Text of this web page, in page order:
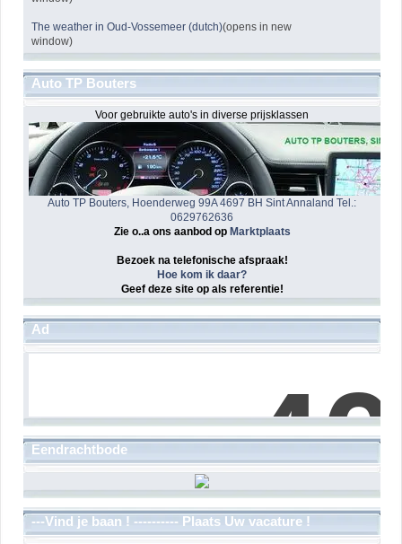
The weather in Oud-Vossemeer (dutch)(opens in new
window)
Auto TP Bouters
Voor gebruikte auto's in diverse prijsklassen
Auto TP Bouters, Hoenderweg 99A 4697 BH Sint Annaland Tel.:
0629762636
Zie o..a ons aanbod op Marktplaats
Bezoek na telefonische afspraak!
Hoe kom ik daar?
Geef deze site op als referentie!
Ad
Eendrachtbode
---Vind je baan ! ---------- Plaats Uw vacature !